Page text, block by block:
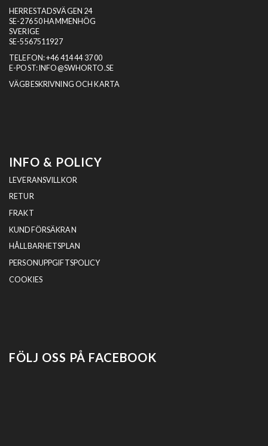
HERRESTADSVÄGEN 24
SE-276 50 HAMMENHÖG
SVERIGE
SE-5567511927
TELEFON:+46 414 44 37 00
E-POST: INFO@SWHORTO.SE
VÄGBESKRIVNING OCH KARTA
INFO & POLICY
LEVERANSVILLKOR
RETUR
FRAKT
KUNDFÖRSÄKRAN
HÅLLBARHETSPLAN
PERSONUPPGIFTSPOLICY
COOKIES
FÖLJ OSS PÅ FACEBOOK